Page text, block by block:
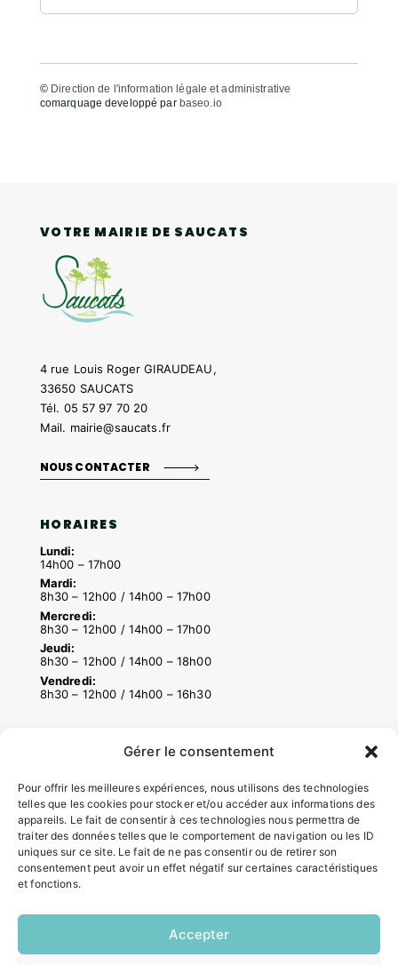
Gérer le consentement
Pour offrir les meilleures expériences, nous utilisons des technologies
telles que les cookies pour stocker et/ou accéder aux informations des
appareils. Le fait de consentir à ces technologies nous permettra de
traiter des données telles que le comportement de navigation ou les ID
uniques sur ce site. Le fait de ne pas consentir ou de retirer son
consentement peut avoir un effet négatif sur certaines caractéristiques
et fonctions.
Accepter
© Direction de l'information légale et administrative
comarquage developpé par baseo.io
VOTRE MAIRIE DE SAUCATS
4 rue Louis Roger GIRAUDEAU,
33650 SAUCATS
Tél. 05 57 97 70 20
Mail. mairie@saucats.fr
NOUS CONTACTER
HORAIRES
Lundi:
14h00 – 17h00
Mardi:
8h30 – 12h00 / 14h00 – 17h00
Mercredi:
8h30 – 12h00 / 14h00 – 17h00
Jeudi:
8h30 – 12h00 / 14h00 – 18h00
Vendredi:
8h30 – 12h00 / 14h00 – 16h30
ACCÉS RAPIDES
Pôle santé
Le Saucatais
Formalités administratives
Restauration scolaire
Demander un composteur
INFORMATIONS LÉGALES